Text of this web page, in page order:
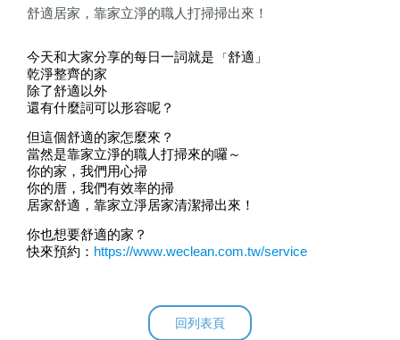
舒適居家，靠家立淨的職人打掃掃出來！
今天和大家分享的每日一詞就是 「舒適」
乾淨整齊的家
除了舒適以外
還有什麼詞可以形容呢？
但這個舒適的家怎麼來？
當然是靠家立淨的職人打掃來的囉～
你的家，我們用心掃
你的厝，我們有效率的掃
居家舒適，靠家立淨居家清潔掃出來 ！
你也想要舒適的家？
快來預約： https://www.weclean.com.tw/service
回列表頁